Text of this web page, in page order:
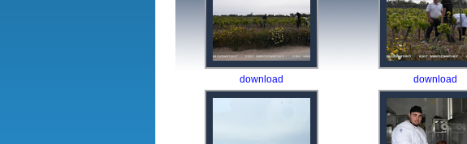
download download